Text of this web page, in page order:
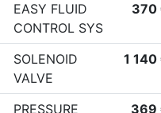
EASY FLUID
CONTROL SYS
370
SOLENOID
VALVE
1 140
PRESSURE
369